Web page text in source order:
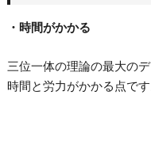
・時間がかかる
三位一体の理論の最大の
時間と労力がかかる点です